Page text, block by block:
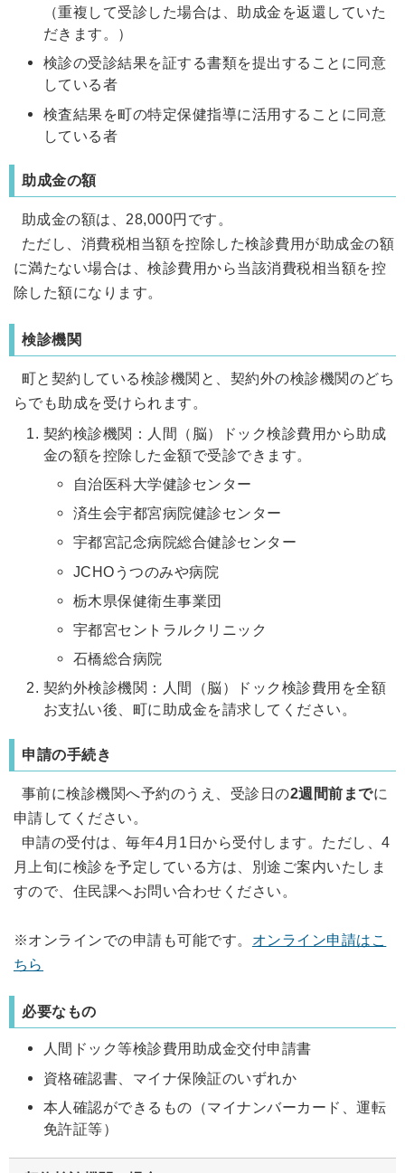
（重複して受診した場合は、助成金を返還していた
だきます。）
検診の受診結果を証する書類を提出することに同意
している者
検査結果を町の特定保健指導に活用することに同意
している者
助成金の額
助成金の額は、28,000円です。
ただし、消費税相当額を控除した検診費用が助成金の額
に満たない場合は、検診費用から当該消費税相当額を控
除した額になります。
検診機関
町と契約している検診機関と、契約外の検診機関のどち
らでも助成を受けられます。
契約検診機関：人間（脳）ドック検診費用から助成
金の額を控除した金額で受診できます。
自治医科大学健診センター
済生会宇都宮病院健診センター
宇都宮記念病院総合健診センター
JCHOうつのみや病院
栃木県保健衛生事業団
宇都宮セントラルクリニック
石橋総合病院
契約外検診機関：人間（脳）ドック検診費用を全額
お支払い後、町に助成金を請求してください。
申請の手続き
事前に検診機関へ予約のうえ、受診日の2週間前までに
申請してください。
申請の受付は、毎年4月1日から受付します。ただし、4
月上旬に検診を予定している方は、別途ご案内いたしま
すので、住民課へお問い合わせください。
※オンラインでの申請も可能です。 オンライン申請はこ
ちら
必要なもの
人間ドック等検診費用助成金交付申請書
資格確認書、マイナ保険証のいずれか
本人確認ができるもの（マイナンバーカード、運転
免許証等）